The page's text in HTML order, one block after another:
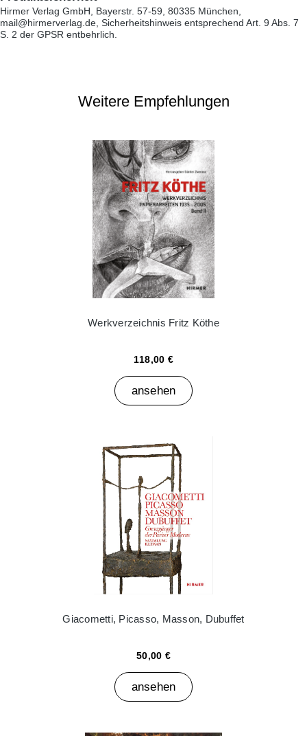
Hirmer Verlag GmbH, Bayerstr. 57-59, 80335 München,
mail@hirmerverlag.de, Sicherheitshinweis entsprechend Art. 9 Abs. 7
S. 2 der GPSR entbehrlich.
Weitere Empfehlungen
Werkverzeichnis Fritz Köthe
118,00 €
ansehen
Giacometti, Picasso, Masson, Dubuffet
50,00 €
ansehen